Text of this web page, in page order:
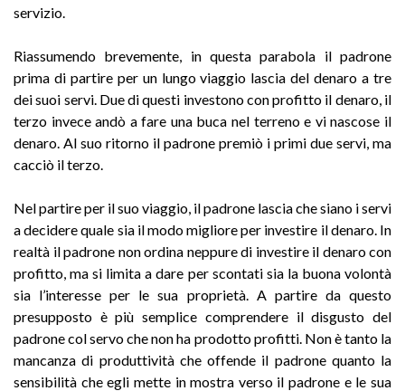
servizio.
Riassumendo brevemente, in questa parabola il padrone
prima di partire per un lungo viaggio lascia del denaro a tre
dei suoi servi. Due di questi investono con profitto il denaro, il
terzo invece andò a fare una buca nel terreno e vi nascose il
denaro. Al suo ritorno il padrone premiò i primi due servi, ma
cacciò il terzo.
Nel partire per il suo viaggio, il padrone lascia che siano i servi
a decidere quale sia il modo migliore per investire il denaro. In
realtà il padrone non ordina neppure di investire il denaro con
profitto, ma si limita a dare per scontati sia la buona volontà
sia l’interesse per le sua proprietà. A partire da questo
presupposto è più semplice comprendere il disgusto del
padrone col servo che non ha prodotto profitti. Non è tanto la
mancanza di produttività che offende il padrone quanto la
sensibilità che egli mette in mostra verso il padrone e le sua